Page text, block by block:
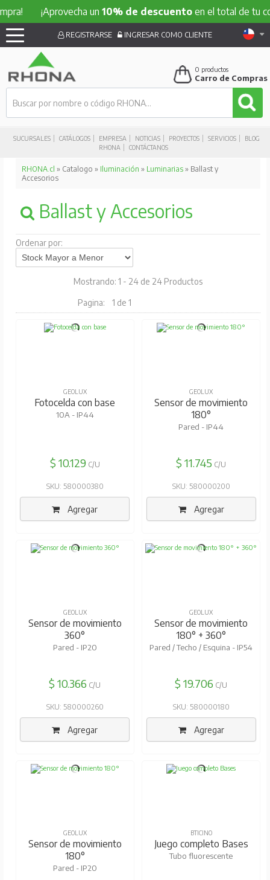
¡Aprovecha un10% de descuentoen el total de tu
SUCURSALES CATÁLOGOS EMPRESA NOTICIAS PROYECTOS SERVICIOS
BLOG
RHONA
CONTÁCTANOS
REGISTRARSE INGRESAR COMO CLIENTE
0 productos
Carro de Compras
RHONA.cl » Catalogo » Iluminación » Luminarias» Ballast y
Accesorios
Ballast y Accesorios
Ordenar por:
Mostrando: 1 - 24 de 24 Productos
Pagina: 1 de 1
GEOLUX
Fotocelda con base
10A - IP44
$ 10.129 C/U
SKU: 580000380
Agregar
GEOLUX
Sensor de movimiento
180°
Pared - IP44
$ 11.745 C/U
SKU: 580000200
Agregar
GEOLUX
Sensor de movimiento
360°
Pared - IP20
$ 10.366 C/U
SKU: 580000260
Agregar
GEOLUX
Sensor de movimiento
180° + 360°
Pared / Techo / Esquina - IP54
$ 19.706 C/U
SKU: 580000180
Agregar
GEOLUX
Sensor de movimiento
180°
Pared - IP20
BTICINO
Juego completo Bases
Tubo fluorescente